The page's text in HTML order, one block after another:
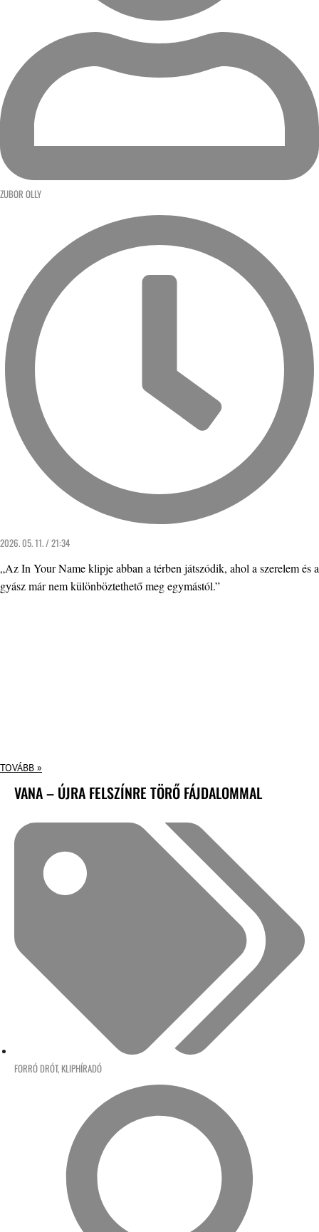
ZUBOR OLLY
2026. 05. 11. / 21:34
„Az In Your Name klipje abban a térben játszódik, ahol a szerelem és a
gyász már nem különböztethető meg egymástól.”
TOVÁBB »
VANA – ÚJRA FELSZÍNRE TÖRŐ FÁJDALOMMAL
FORRÓ DRÓT, KLIPHÍRADÓ